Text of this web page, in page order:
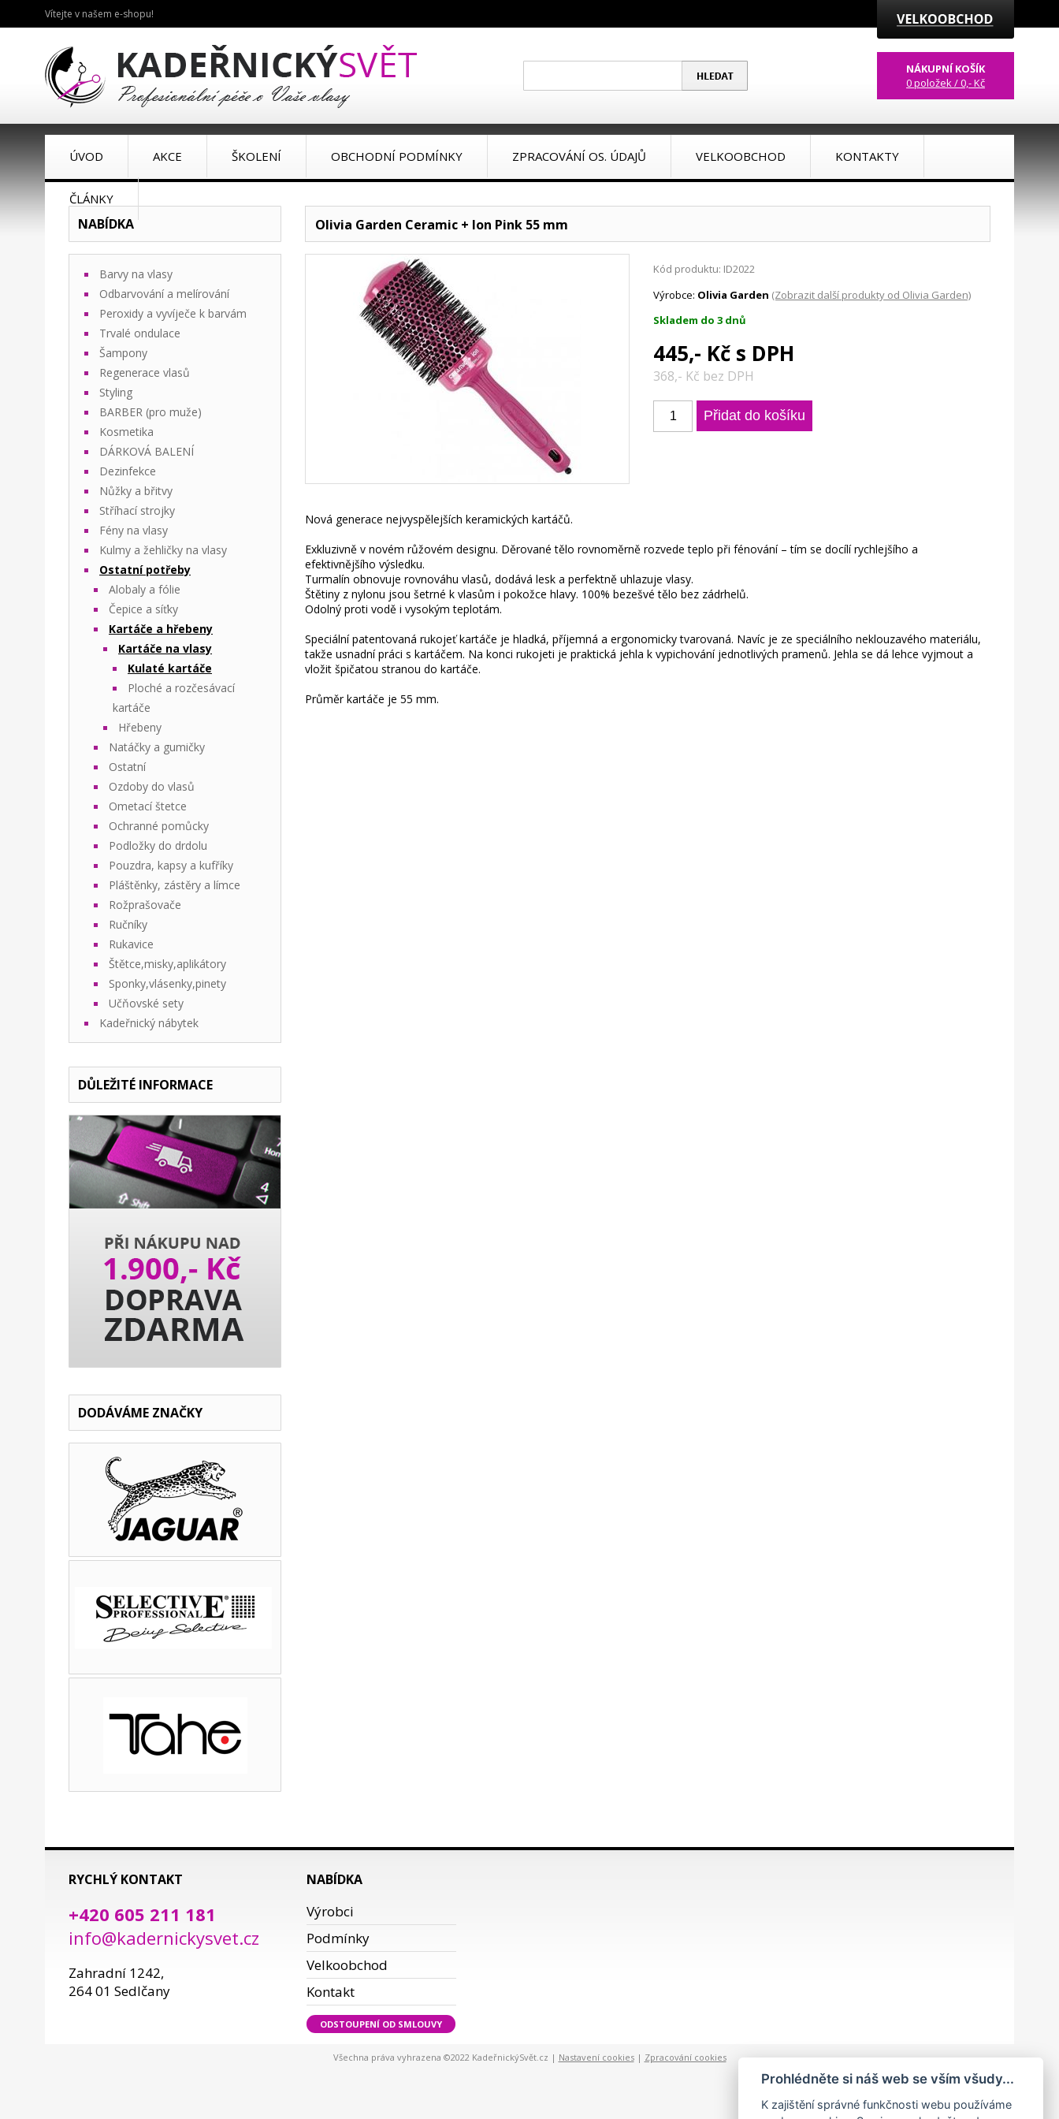
Vítejte v našem e-shopu!
NÁKUPNÍ KOŠÍK
0 položek / 0,- Kč
ÚVOD AKCE ŠKOLENÍ OBCHODNÍ PODMÍNKY ZPRACOVÁNÍ OS. ÚDAJŮ VELKOOBCHOD KONTAKTY
ČLÁNKY
NABÍDKA
Barvy na vlasy
Odbarvování a melírování
Peroxidy a vyvíječe k barvám
Trvalé ondulace
Šampony
Regenerace vlasů
Styling
BARBER (pro muže)
Kosmetika
DÁRKOVÁ BALENÍ
Dezinfekce
Nůžky a břitvy
Stříhací strojky
Fény na vlasy
Kulmy a žehličky na vlasy
Ostatní potřeby
Alobaly a fólie
Čepice a síťky
Kartáče a hřebeny
Kartáče na vlasy
Kulaté kartáče
Ploché a rozčesávací
kartáče
Hřebeny
Natáčky a gumičky
Ostatní
Ozdoby do vlasů
Ometací štetce
Ochranné pomůcky
Podložky do drdolu
Pouzdra, kapsy a kufříky
Pláštěnky, zástěry a límce
Rožprašovače
Ručníky
Rukavice
Štětce,misky,aplikátory
Sponky,vlásenky,pinety
Učňovské sety
Kadeřnický nábytek
DŮLEŽITÉ INFORMACE
DODÁVÁME ZNAČKY
Olivia Garden Ceramic + Ion Pink 55 mm
Kód produktu: ID2022
Výrobce: Olivia Garden (Zobrazit další produkty od Olivia Garden)
Skladem do 3 dnů
445,- Kč s DPH
368,- Kč bez DPH
Nová generace nejvyspělejších keramických kartáčů.
Exkluzivně v novém růžovém designu. Děrované tělo rovnoměrně rozvede teplo při fénování – tím se docílí rychlejšího a
efektivnějšího výsledku.
Turmalín obnovuje rovnováhu vlasů, dodává lesk a perfektně uhlazuje vlasy.
Štětiny z nylonu jsou šetrné k vlasům i pokožce hlavy. 100% bezešvé tělo bez zádrhelů.
Odolný proti vodě i vysokým teplotám.
Speciální patentovaná rukojeť kartáče je hladká, příjemná a ergonomicky tvarovaná. Navíc je ze speciálního neklouzavého materiálu,
takže usnadní práci s kartáčem. Na konci rukojeti je praktická jehla k vypichování jednotlivých pramenů. Jehla se dá lehce vyjmout a
vložit špičatou stranou do kartáče.
Průměr kartáče je 55 mm.
RYCHLÝ KONTAKT
+420 605 211 181
info@kadernickysvet.cz
Zahradní 1242,
264 01 Sedlčany
NABÍDKA
Výrobci
Podmínky
Velkoobchod
Kontakt
ODSTOUPENÍ OD SMLOUVY
Všechna práva vyhrazena ©2022 KadeřnickýSvět.cz | Nastavení cookies| Zpracování cookies
Prohlédněte si náš web se vším všudy...
K zajištění správné funkčnosti webu používáme